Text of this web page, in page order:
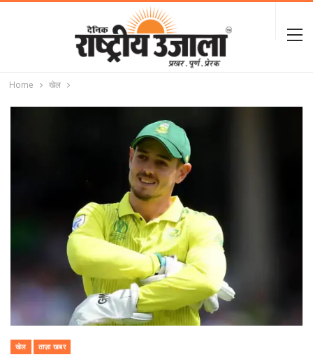
Home खेल
खेल ताज़ा खबर